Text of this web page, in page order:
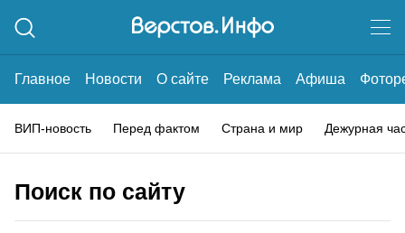
Главное Новости О сайте Реклама Афиша
ВИП-новость Перед фактом Страна и мир Дежурная
Поиск по сайту